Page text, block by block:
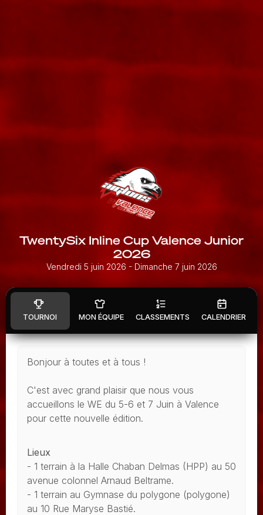
TwentySix Inline Cup Valence Junior
2026
Vendredi 5 juin 2026 - Dimanche 7 juin 2026
TOURNOI MON ÉQUIPE CLASSEMENTS CALENDRIER
Bonjour à toutes et à tous !
C'est avec grand plaisir que nous vous
accueillons le WE du 5-6 et 7 Juin à Valence
pour cette nouvelle édition.
Lieux
- 1 terrain à la Halle Chaban Delmas (HPP) au 50
avenue colonnel Arnaud Beltrame.
- 1 terrain au Gymnase du polygone (polygone)
au 10 Rue Maryse Bastié.